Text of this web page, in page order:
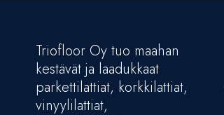
Triofloor Oy tuo maahan
kestävät ja laadukkaat
parkettilattiat, korkkilattiat,
vinyylilattiat,